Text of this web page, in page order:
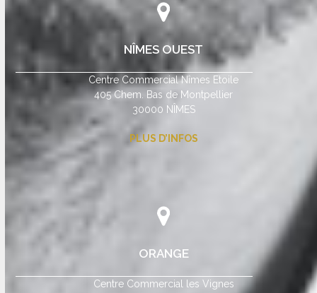
NÎMES OUEST
Centre Commercial Nîmes Etoile
405 Chem. Bas de Montpellier
30000 NÎMES
PLUS D’INFOS
ORANGE
Centre Commercial les Vignes